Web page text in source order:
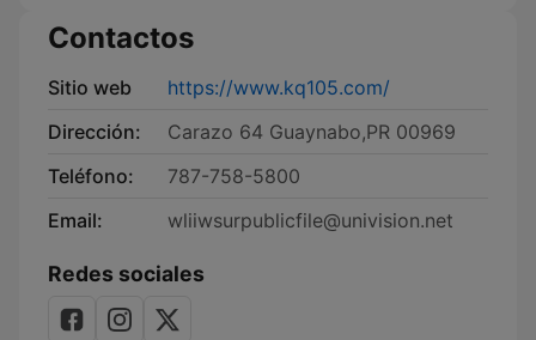
Contactos
Sitio web
https://www.kq105.com/
Dirección:
Carazo 64 Guaynabo,PR 00969
Teléfono:
787-758-5800
Email:
wliiwsurpublicfile@univision.net
Redes sociales